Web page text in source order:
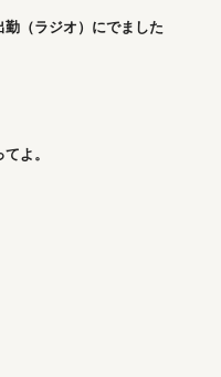
勤（ラジオ）にでました
よ。